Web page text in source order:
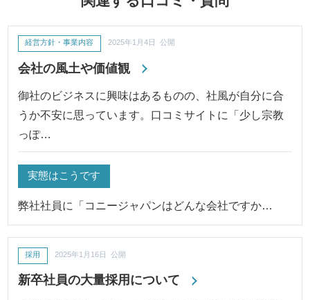
会社の風土や価値観
経営方針・事業内容 2025年1月4日 公開
御社のビジネスに興味はあるものの、社風が自分に合
うか不安に思っています。口コミサイトに「少し宗教
っぽ…
実態はこうです
弊社社員に「コニージャパンはどんな会社ですか…
新卒社員の大量採用について
採用 2025年1月16日 公開